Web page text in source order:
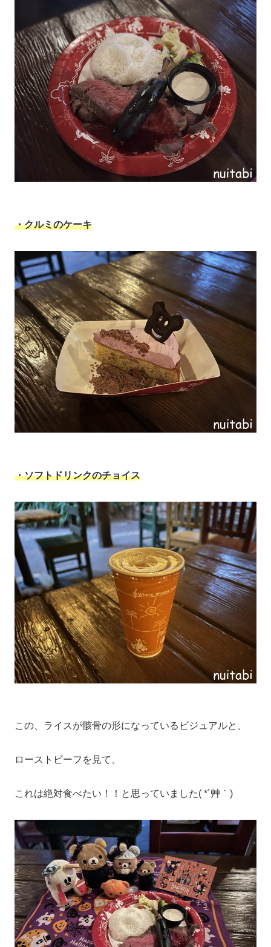
・クルミのケーキ
・ソフトドリンクのチョイス
この、ライスが骸骨の形になっているビジュアルと、
ローストビーフを見て、
これは絶対食べたい！！と思っていました( *´艸｀)